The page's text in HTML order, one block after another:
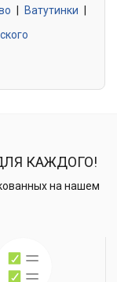
Ватутинки
КАЖДОГО!
на нашем